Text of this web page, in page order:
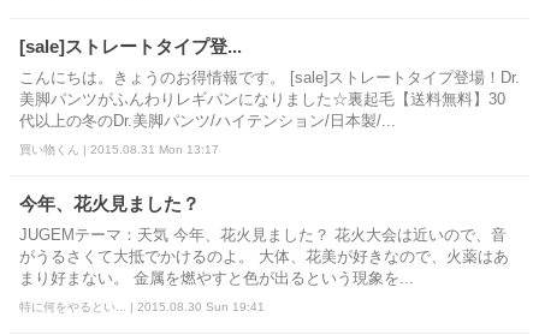
[sale]ストレートタイプ登...
こんにちは。きょうのお得情報です。 [sale]ストレートタイプ登場！Dr.
美脚パンツがふんわりレギパンになりました☆裏起毛【送料無料】30
代以上の冬のDr.美脚パンツ/ハイテンション/日本製/...
買い物くん | 2015.08.31 Mon 13:17
今年、花火見ました？
JUGEMテーマ：天気 今年、花火見ました？ 花火大会は近いので、音
がうるさくて大抵でかけるのよ。 大体、花美が好きなので、火薬はあ
まり好まない。 金属を燃やすと色が出るという現象を...
特に何をやるとい... | 2015.08.30 Sun 19:41